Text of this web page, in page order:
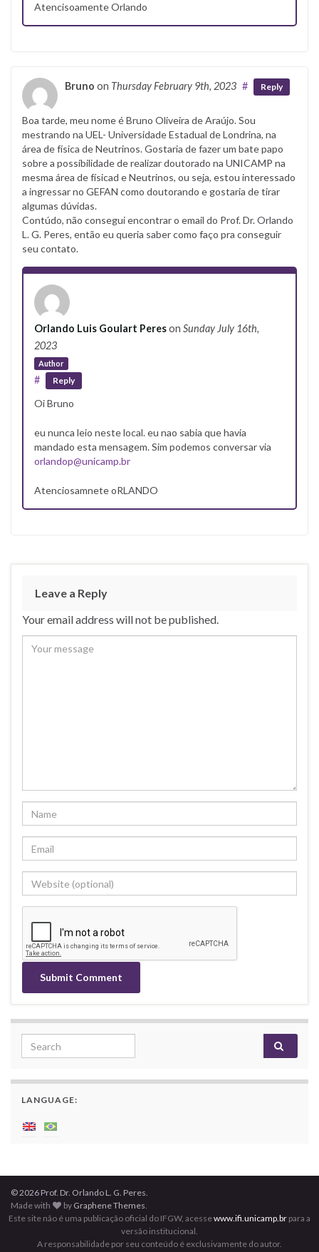
Atencisoamente Orlando
Bruno on Thursday February 9th, 2023 # Reply
Boa tarde, meu nome é Bruno Oliveira de Araújo. Sou
mestrando na UEL- Universidade Estadual de Londrina, na
área de física de Neutrinos. Gostaria de fazer um bate papo
sobre a possíbilidade de realizar doutorado na UNICAMP na
mesma área de físicad e Neutrinos, ou seja, estou interessado
a ingressar no GEFAN como doutorando e gostaria de tirar
algumas dúvidas.
Contúdo, não consegui encontrar o email do Prof. Dr. Orlando
L. G. Peres, então eu queria saber como faço pra conseguir
seu contato.
Orlando Luis Goulart Pereson Sunday July 16th,
2023
Author
# Reply
Oi Bruno
eu nunca leio neste local. eu nao sabia que havia
mandado esta mensagem. Sim podemos conversar via
orlandop@unicamp.br
Atenciosamnete oRLANDO
Leave a Reply
Your email address will not be published.
Search for:
LANGUAGE:
© 2026 Prof. Dr. Orlando L. G. Peres.
Made with
by Graphene Themes.
Este site não é uma publicação oficial do IFGW, acessewww.ifi.unicamp.br para a
versão institucional.
A responsabilidade por seu conteúdo é exclusivamente do autor.